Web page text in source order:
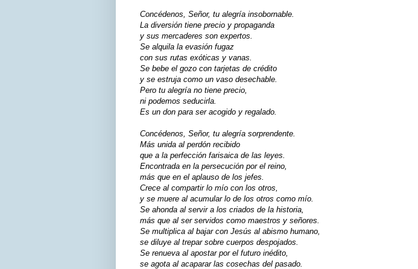
Concédenos, Señor, tu alegría insobornable.
La diversión tiene precio y propaganda
y sus mercaderes son expertos.
Se alquila la evasión fugaz
con sus rutas exóticas y vanas.
Se bebe el gozo con tarjetas de crédito
y se estruja como un vaso desechable.
Pero tu alegría no tiene precio,
ni podemos seducirla.
Es un don para ser acogido y regalado.
Concédenos, Señor, tu alegría sorprendente.
Más unida al perdón recibido
que a la perfección farisaica de las leyes.
Encontrada en la persecución por el reino,
más que en el aplauso de los jefes.
Crece al compartir lo mío con los otros,
y se muere al acumular lo de los otros como mío.
Se ahonda al servir a los criados de la historia,
más que al ser servidos como maestros y señores.
Se multiplica al bajar con Jesús al abismo humano,
se diluye al trepar sobre cuerpos despojados.
Se renueva al apostar por el futuro inédito,
se agota al acaparar las cosechas del pasado.